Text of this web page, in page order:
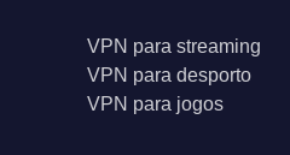
VPN para streaming
VPN para desporto
VPN para jogos